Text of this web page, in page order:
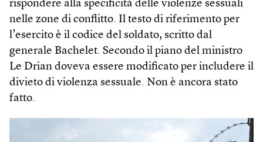
rispondere alla specificità delle violenze sessuali
nelle zone di conflitto. Il testo di riferimento per
l’esercito è il codice del soldato, scritto dal
generale Bachelet. Secondo il piano del ministro
Le Drian doveva essere modificato per includere il
divieto di violenza sessuale. Non è ancora stato
fatto.